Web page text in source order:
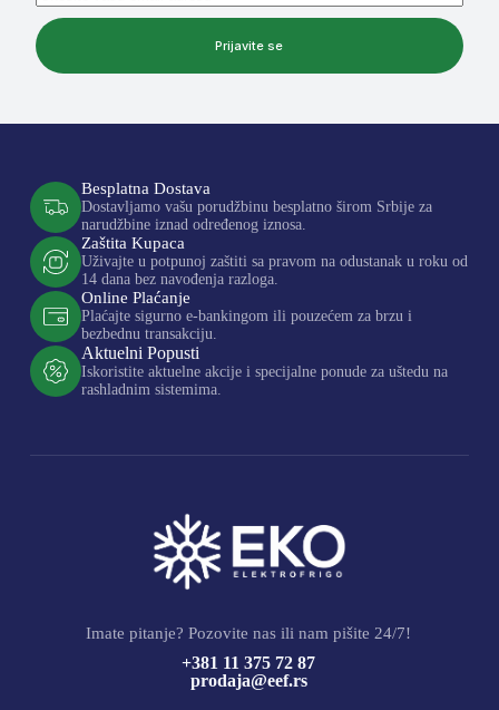
Prijavite se
Besplatna Dostava
Dostavljamo vašu porudžbinu besplatno širom Srbije za
narudžbine iznad određenog iznosa.
Zaštita Kupaca
Uživajte u potpunoj zaštiti sa pravom na odustanak u roku od
14 dana bez navođenja razloga.
Online Plaćanje
Plaćajte sigurno e-bankingom ili pouzećem za brzu i
bezbednu transakciju.
Aktuelni Popusti
Iskoristite aktuelne akcije i specijalne ponude za uštedu na
rashladnim sistemima.
Imate pitanje? Pozovite nas ili nam pišite 24/7!
+381 11 375 72 87
prodaja@eef.rs